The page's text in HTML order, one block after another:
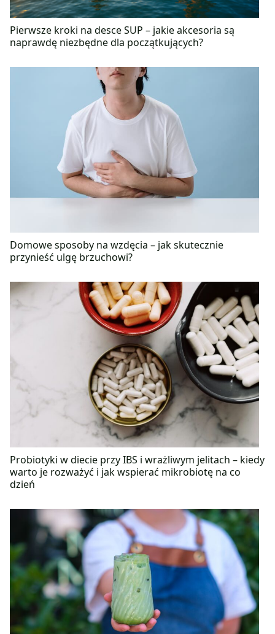
Pierwsze kroki na desce SUP – jakie akcesoria są
naprawdę niezbędne dla początkujących?
Domowe sposoby na wzdęcia – jak skutecznie
przynieść ulgę brzuchowi?
Probiotyki w diecie przy IBS i wrażliwym jelitach – kiedy
warto je rozważyć i jak wspierać mikrobiotę na co
dzień